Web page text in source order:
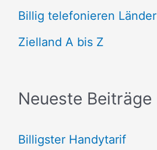
n
n
h
Billig telefonieren Länder
Zielland A bis Z
Neueste Beiträge
Billigster Handytarif